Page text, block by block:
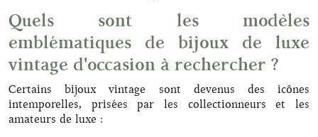
Quels sont les modèles
emblématiques de bijoux de luxe
vintage d'occasion à rechercher ?
Certains bijoux vintage sont devenus des icônes
intemporelles, prisées par les collectionneurs et les
amateurs de luxe :